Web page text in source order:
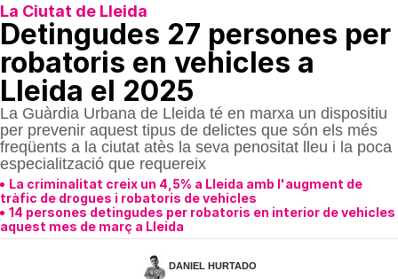
La Ciutat de Lleida
Detingudes 27 persones per
robatoris en vehicles a
Lleida el 2025
La Guàrdia Urbana de Lleida té en marxa un dispositiu
per prevenir aquest tipus de delictes que són els més
freqüents a la ciutat atès la seva penositat lleu i la poca
especialització que requereix
La criminalitat creix un 4,5% a Lleida amb l'augment de
tràfic de drogues i robatoris de vehicles
14 persones detingudes per robatoris en interior de vehicles
aquest mes de març a Lleida
DANIEL HURTADO